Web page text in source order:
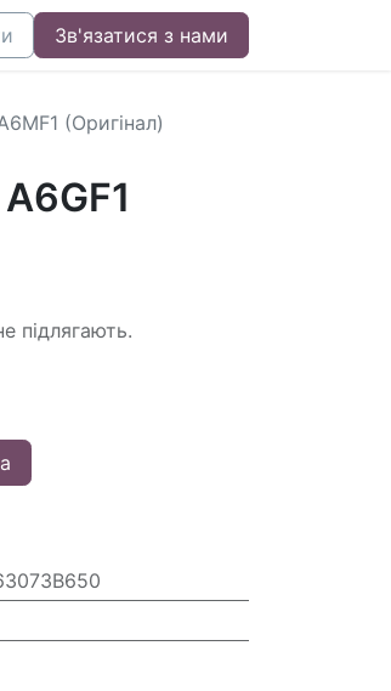
Зв'язатися з нами
(Оригінал)
підлягають.